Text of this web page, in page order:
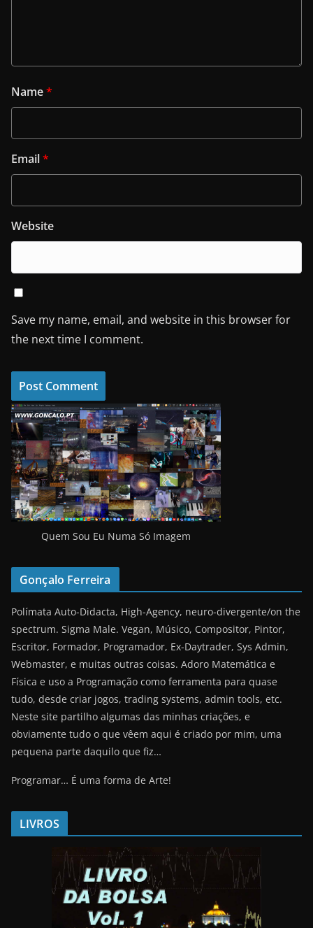
Name*
Email*
Website
Save my name, email, and website in this browser for
the next time I comment.
Quem Sou Eu Numa Só Imagem
Gonçalo Ferreira
Polímata Auto-Didacta, High-Agency, neuro-divergente/on the
spectrum. Sigma Male. Vegan, Músico, Compositor, Pintor,
Escritor, Formador, Programador, Ex-Daytrader, Sys Admin,
Webmaster, e muitas outras coisas. Adoro Matemática e
Física e uso a Programação como ferramenta para quase
tudo, desde criar jogos, trading systems, admin tools, etc.
Neste site partilho algumas das minhas criações, e
obviamente tudo o que vêem aqui é criado por mim, uma
pequena parte daquilo que fiz…
Programar… É uma forma de Arte!
LIVROS